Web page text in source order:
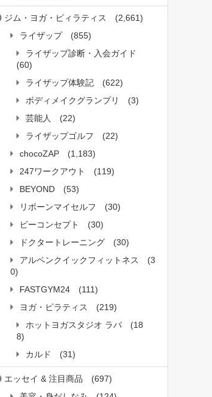
ジム・ヨガ・ピィラティス
(2,661)
ライザップ
(855)
ライザップ診断・入会ガイド
(60)
ライザップ体験記
(622)
ボディメイクグランプリ
(3)
芸能人
(22)
ライザップゴルフ
(22)
chocoZAP
(1,183)
247ワークアウト
(119)
BEYOND
(53)
リボーンマイセルフ
(30)
ビーコンセプト
(30)
ドクタートレーニング
(30)
アルペンクイックフィットネス
(3
0)
FASTGYM24
(111)
ヨガ・ピラティス
(219)
ホットヨガスタジオ ラバ
(18
8)
カルド
(31)
エッセイ & 注目商品
(697)